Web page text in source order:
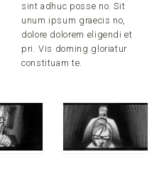
sint adhuc posse no. Sit
unum ipsum graecis no,
dolore dolorem eligendi et
pri. Vis doming gloriatur
constituam te.